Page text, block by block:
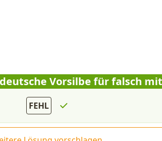
Vorsilbe für falsch
FEHL